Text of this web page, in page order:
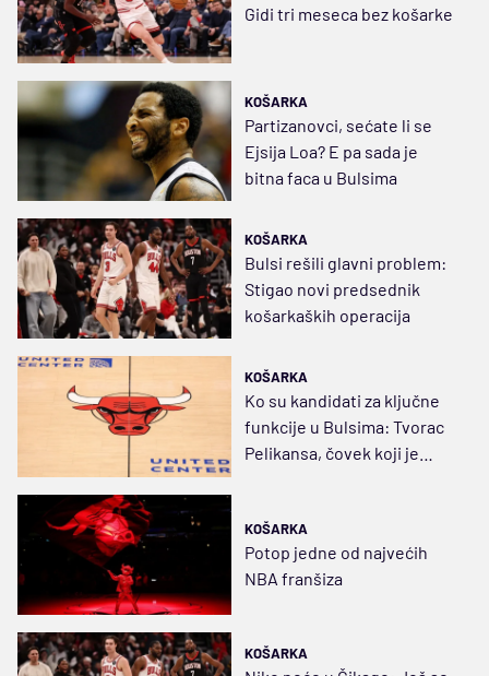
Gidi tri meseca bez košarke
KOŠARKA
Partizanovci, sećate li se
Ejsija Loa? E pa sada je
bitna faca u Bulsima
KOŠARKA
Bulsi rešili glavni problem:
Stigao novi predsednik
košarkaških operacija
KOŠARKA
Ko su kandidati za ključne
funkcije u Bulsima: Tvorac
Pelikansa, čovek koji je
KOŠARKA
Potop jedne od najvećih
NBA franšiza
KOŠARKA